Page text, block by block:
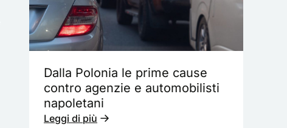
Dalla Polonia le prime cause
contro agenzie e automobilisti
napoletani
Leggi di più